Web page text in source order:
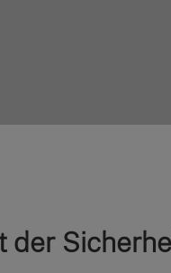
der